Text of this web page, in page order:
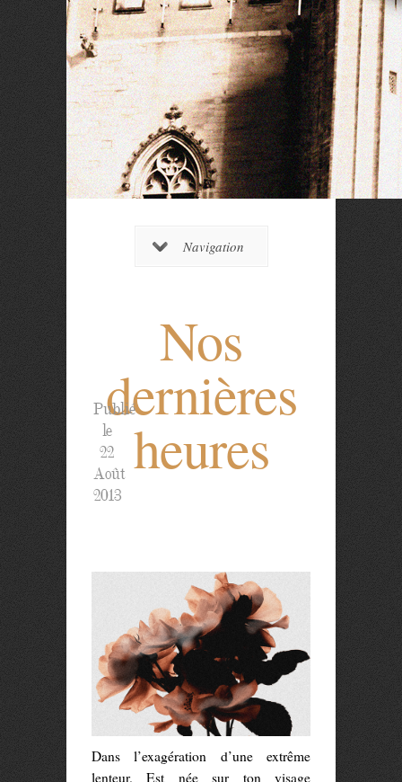
Navigation
Nos
dernières
heures
Publié
le
22
Août
2013
Dans l’exagération d’une extrême
lenteur. Est née sur ton visage